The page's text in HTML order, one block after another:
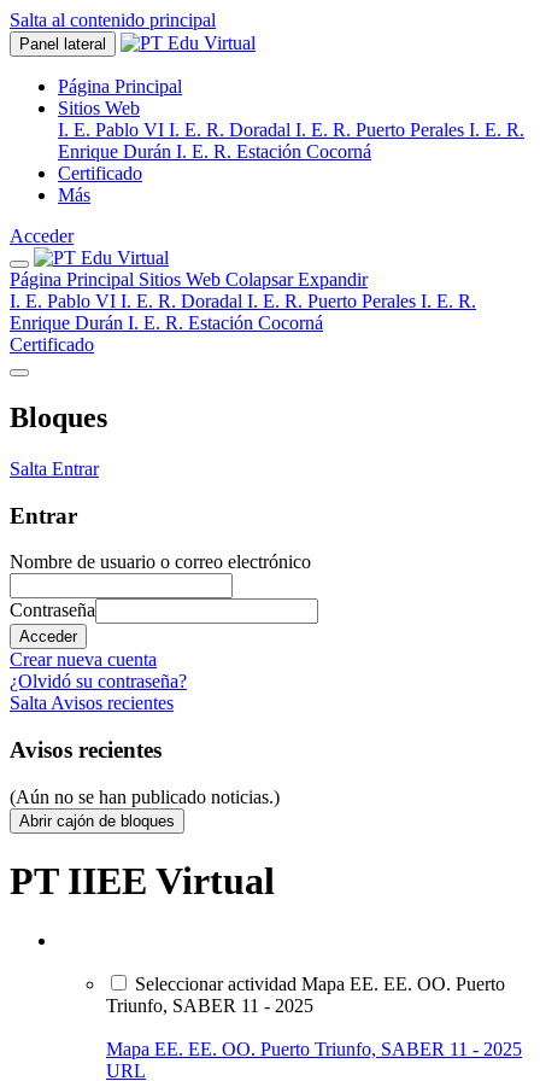
Salta al contenido principal
Panel lateral
Página Principal
Sitios Web
I. E. Pablo VI I. E. R. Doradal I. E. R. Puerto Perales I. E. R.
Enrique Durán I. E. R. Estación Cocorná
Certificado
Más
Acceder
Página Principal Sitios Web ColapsarExpandir
I. E. Pablo VI I. E. R. Doradal I. E. R. Puerto Perales I. E. R.
Enrique Durán I. E. R. Estación Cocorná
Certificado
Bloques
Salta Entrar
Entrar
Nombre de usuario o correo electrónico
Contraseña
Crear nueva cuenta
¿Olvidó su contraseña?
Salta Avisos recientes
Avisos recientes
(Aún no se han publicado noticias.)
Abrir cajón de bloques
PT IIEE Virtual
Seleccionar actividad Mapa EE. EE. OO. Puerto
Triunfo, SABER 11 - 2025
Mapa EE. EE. OO. Puerto Triunfo, SABER 11 - 2025
URL